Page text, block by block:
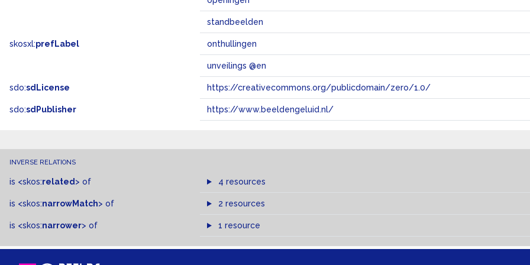
standbeelden
skosxl:prefLabel onthullingen
unveilings @en
sdo:sdLicense https://creativecommons.org/publicdomain/zero/1.0/
sdo:sdPublisher https://www.beeldengeluid.nl/
INVERSE RELATIONS
is <skos:related > of 4 resources
is <skos:narrowMatch> of 2 resources
is <skos:narrower> of 1 resource